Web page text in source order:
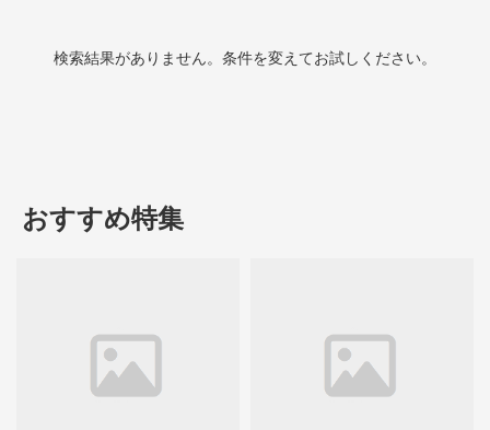
検索結果がありません。条件を変えてお試しください。
おすすめ特集